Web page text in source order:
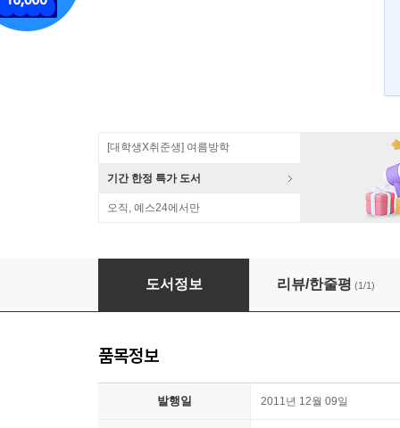
[대학생X취준생] 여름방학
기간 한정 특가 도서
오직, 예스24에서만
좋은 코드를 작성하는 기술
도서정보 리뷰/한줄평 (1/1)
품목정보
발행일 2011년 12월 09일